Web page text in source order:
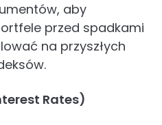
aby
przed spadkami
na przyszłych
Rates)